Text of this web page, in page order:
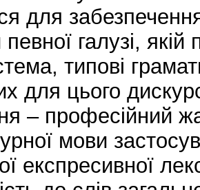
для
галузі,
типові
для цього
– професійний
мови
експресивної